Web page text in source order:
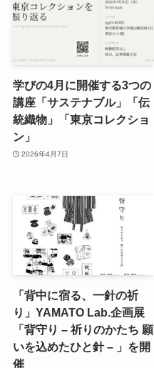
学びの4月に開催する3つの
講座「サステナブル」「伝
統織物」「東京コレクショ
ン」
2026年4月7日
「背中に宿る、一針の祈
り」YAMATO Lab.企画展
「背守り – 祈りのかたち 願
いを込めたひと針 – 」を開
催